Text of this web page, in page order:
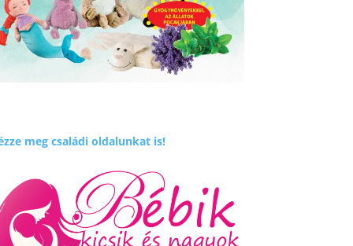
meg családi oldalunkat is!